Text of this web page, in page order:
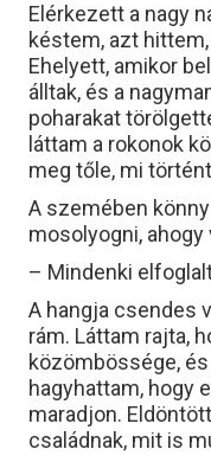
Elérkezett a nagy
késtem, azt
Ehelyett, amikor
álltak, és a
poharakat
láttam a rokonok
meg tőle, mi
A szemében
mosolyogni, ahogy
– Mindenki
A hangja csendes
rám. Láttam rajta,
közömbössége,
hagyhattam, hogy
maradjon.
családnak, mit is